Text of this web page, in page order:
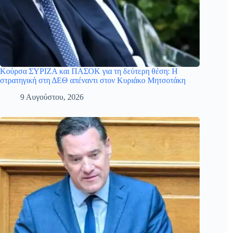
Κούρσα ΣΥΡΙΖΑ και ΠΑΣΟΚ για τη δεύτερη θέση: Η
στρατηγική στη ΔΕΘ απέναντι στον Κυριάκο Μητσοτάκη
9 Αυγούστου, 2026